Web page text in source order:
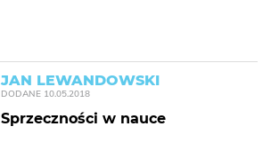
JAN LEWANDOWSKI
DODANE 10.05.2018
Sprzeczności w nauce